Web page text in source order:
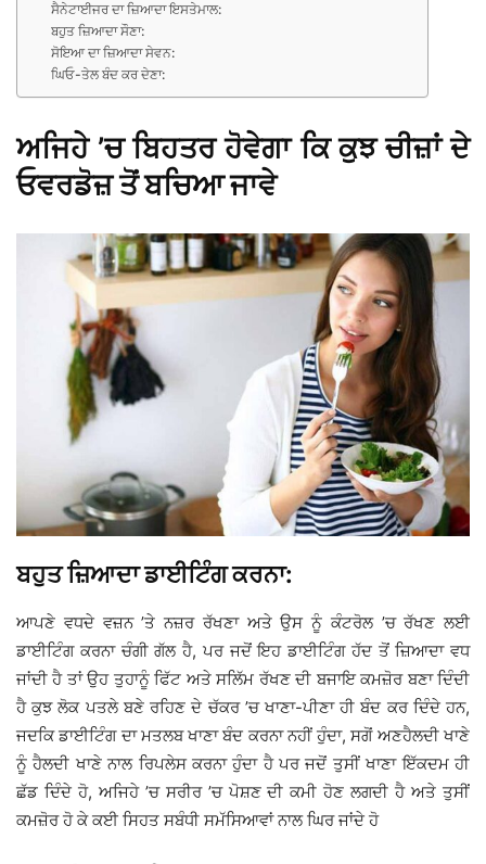
ਸੈਨੇਟਾਈਜਰ ਦਾ ਜ਼ਿਆਦਾ ਇਸਤੇਮਾਲ:
ਬਹੁਤ ਜ਼ਿਆਦਾ ਸੌਣਾ:
ਸੋਇਆ ਦਾ ਜ਼ਿਆਦਾ ਸੇਵਨ:
ਘਿਓ-ਤੇਲ ਬੰਦ ਕਰ ਦੇਣਾ:
ਅਜਿਹੇ ’ਚ ਬਿਹਤਰ ਹੋਵੇਗਾ ਕਿ ਕੁਝ ਚੀਜ਼ਾਂ ਦੇ
ਓਵਰਡੋਜ਼ ਤੋਂ ਬਚਿਆ ਜਾਵੇ
ਬਹੁਤ ਜ਼ਿਆਦਾ ਡਾਈਟਿੰਗ ਕਰਨਾ:
ਆਪਣੇ ਵਧਦੇ ਵਜ਼ਨ ’ਤੇ ਨਜ਼ਰ ਰੱਖਣਾ ਅਤੇ ਉਸ ਨੂੰ ਕੰਟਰੋਲ ’ਚ ਰੱਖਣ ਲਈ
ਡਾਈਟਿੰਗ ਕਰਨਾ ਚੰਗੀ ਗੱਲ ਹੈ, ਪਰ ਜਦੋਂ ਇਹ ਡਾਈਟਿੰਗ ਹੱਦ ਤੋਂ ਜ਼ਿਆਦਾ ਵਧ
ਜਾਂਦੀ ਹੈ ਤਾਂ ਉਹ ਤੁਹਾਨੂੰ ਫਿੱਟ ਅਤੇ ਸਲਿੱਮ ਰੱਖਣ ਦੀ ਬਜਾਇ ਕਮਜ਼ੋਰ ਬਣਾ ਦਿੰਦੀ
ਹੈ ਕੁਝ ਲੋਕ ਪਤਲੇ ਬਣੇ ਰਹਿਣ ਦੇ ਚੱਕਰ ’ਚ ਖਾਣਾ-ਪੀਣਾ ਹੀ ਬੰਦ ਕਰ ਦਿੰਦੇ ਹਨ,
ਜਦਕਿ ਡਾਈਟਿੰਗ ਦਾ ਮਤਲਬ ਖਾਣਾ ਬੰਦ ਕਰਨਾ ਨਹੀਂ ਹੁੰਦਾ, ਸਗੋਂ ਅਣਹੈਲਦੀ ਖਾਣੇ
ਨੂੰ ਹੈਲਦੀ ਖਾਣੇ ਨਾਲ ਰਿਪਲੇਸ ਕਰਨਾ ਹੁੰਦਾ ਹੈ ਪਰ ਜਦੋਂ ਤੁਸੀਂ ਖਾਣਾ ਇੱਕਦਮ ਹੀ
ਛੱਡ ਦਿੰਦੇ ਹੋ, ਅਜਿਹੇ ’ਚ ਸਰੀਰ ’ਚ ਪੋਸ਼ਣ ਦੀ ਕਮੀ ਹੋਣ ਲਗਦੀ ਹੈ ਅਤੇ ਤੁਸੀਂ
ਕਮਜ਼ੋਰ ਹੋ ਕੇ ਕਈ ਸਿਹਤ ਸਬੰਧੀ ਸਮੱਸਿਆਵਾਂ ਨਾਲ ਘਿਰ ਜਾਂਦੇ ਹੋ